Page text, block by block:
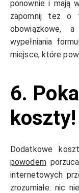
ponownie i mają
zapomnij też o
obowiązkowe,
wypełniania
miejsce, które
6.
koszty!
Dodatkowe
powodem
internetowych
zrozumiałe: nic